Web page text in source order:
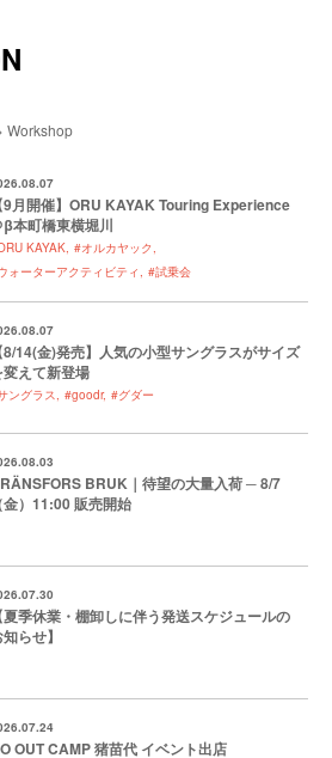
Workshop
9月開催】ORU KAYAK Touring Experience
β本町橋東横堀川
KAYAK #オルカヤック
ォーターアクティビティ
#試乗会
8/14(金)発売】人気の小型サングラスがサイズ
変えて新登場
ングラス #goodr #グダー
BRUK｜待望の大量入荷 ─ 8/7
金）11:00 販売開始
夏季休業・棚卸しに伴う発送スケジュールの
らせ】
OUT CAMP 猪苗代 イベント出店